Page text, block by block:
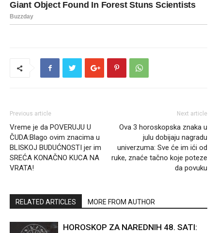
Previous article
Vreme je da POVERUJU U
ČUDA:Blago ovim znacima u
BLISKOJ BUDUĆNOSTI jer im
SREĆA KONAČNO KUCA NA
VRATA!
Next article
Ova 3 horoskopska znaka u
julu dobijaju nagradu
univerzuma: Sve će im ići od
ruke, znaće tačno koje poteze
da povuku
RELATED ARTICLES MORE FROM AUTHOR
HOROSKOP ZA NAREDNIH 48. SATI: